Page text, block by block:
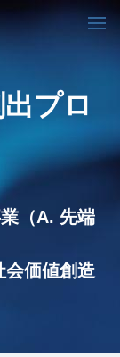
プロ
（A. 先端
会価値創造